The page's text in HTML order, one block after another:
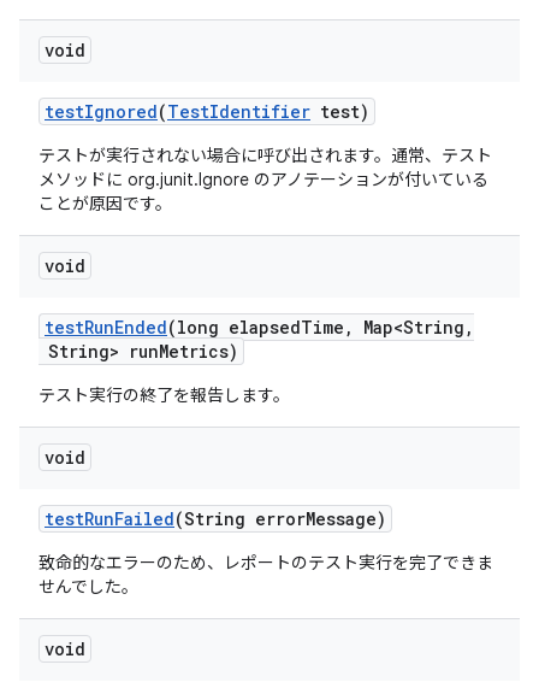
void
testIgnored(TestIdentifier test)
テストが実行されない場合に呼び出されます。通常、テスト
メソッドに org.junit.Ignore のアノテーションが付いている
ことが原因です。
void
testRunEnded(long elapsedTime , Map<String ,
String> runMetrics)
テスト実行の終了を報告します。
void
testRunFailed(String errorMessage)
致命的なエラーのため、レポートのテスト実行を完了できま
せんでした。
void